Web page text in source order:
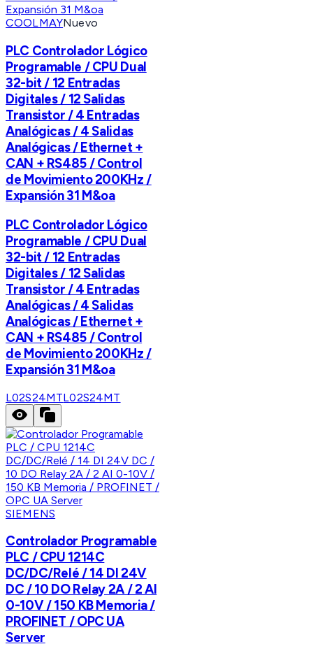
COOLMAYNuevo
PLC Controlador Lógico
Programable / CPU Dual
32-bit / 12 Entradas
Digitales / 12 Salidas
Transistor / 4 Entradas
Analógicas / 4 Salidas
Analógicas / Ethernet +
CAN + RS485 / Control
de Movimiento 200KHz /
Expansión 31 M&oa
PLC Controlador Lógico
Programable / CPU Dual
32-bit / 12 Entradas
Digitales / 12 Salidas
Transistor / 4 Entradas
Analógicas / 4 Salidas
Analógicas / Ethernet +
CAN + RS485 / Control
de Movimiento 200KHz /
Expansión 31 M&oa
L02S24MTL02S24MT
SIEMENS
Controlador Programable
PLC / CPU 1214C
DC/DC/Relé / 14 DI 24V
DC / 10 DO Relay 2A / 2 AI
0-10V / 150 KB Memoria /
PROFINET / OPC UA
Server